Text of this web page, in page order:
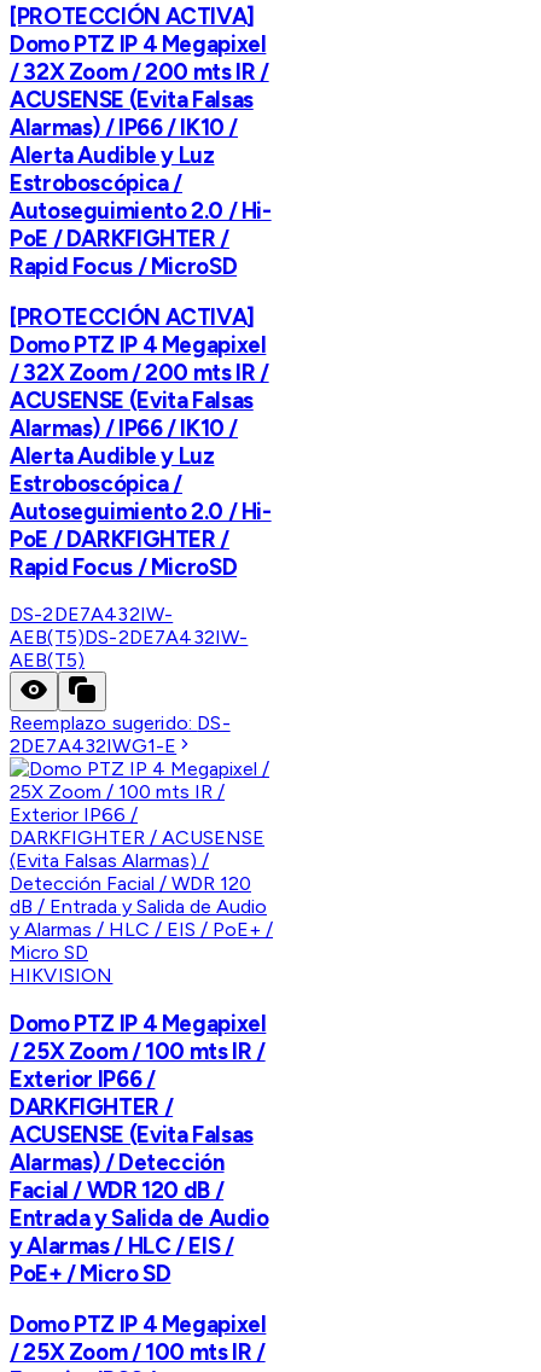
[PROTECCIÓN ACTIVA]
Domo PTZ IP 4 Megapixel
/ 32X Zoom / 200 mts IR /
ACUSENSE (Evita Falsas
Alarmas) / IP66 / IK10 /
Alerta Audible y Luz
Estroboscópica /
Autoseguimiento 2.0 / Hi-
PoE / DARKFIGHTER /
Rapid Focus / MicroSD
[PROTECCIÓN ACTIVA]
Domo PTZ IP 4 Megapixel
/ 32X Zoom / 200 mts IR /
ACUSENSE (Evita Falsas
Alarmas) / IP66 / IK10 /
Alerta Audible y Luz
Estroboscópica /
Autoseguimiento 2.0 / Hi-
PoE / DARKFIGHTER /
Rapid Focus / MicroSD
DS-2DE7A432IW-
AEB(T5)DS-2DE7A432IW-
AEB(T5)
Reemplazo sugerido: DS-
2DE7A432IWG1-E
HIKVISION
Domo PTZ IP 4 Megapixel
/ 25X Zoom / 100 mts IR /
Exterior IP66 /
DARKFIGHTER /
ACUSENSE (Evita Falsas
Alarmas) / Detección
Facial / WDR 120 dB /
Entrada y Salida de Audio
y Alarmas / HLC / EIS /
PoE+ / Micro SD
Domo PTZ IP 4 Megapixel
/ 25X Zoom / 100 mts IR /